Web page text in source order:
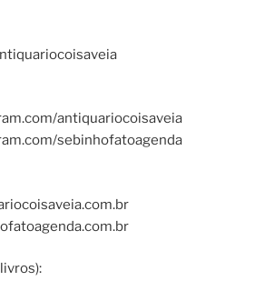
antiquariocoisaveia
sebinhofatoagenda